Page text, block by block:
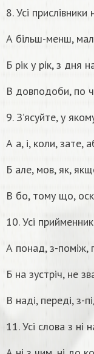
8. Усі
А більш-менш,
Б рік у рік, з дня
В довподоби, по
9. З’ясуйте, у
А а, і, коли, зате,
Б але, мов, як,
В бо, тому що,
10. Усі
А понад, з-поміж,
Б на зустріч, не
В наді, переді, з-
11. Усі слова з ні